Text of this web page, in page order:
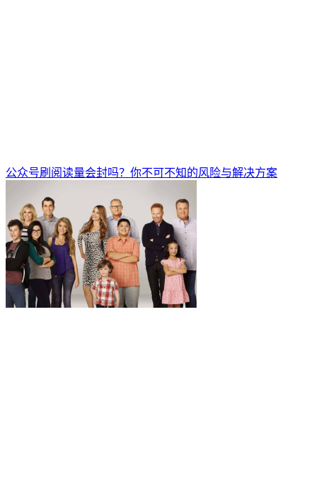
公众号刷阅读量会封吗？你不可不知的风险与解决方案